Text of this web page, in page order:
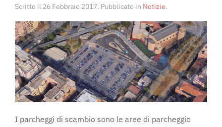
Scritto il 26 Febbraio 2017. Pubblicato in Notizie.
I parcheggi di scambio sono le aree di parcheggio